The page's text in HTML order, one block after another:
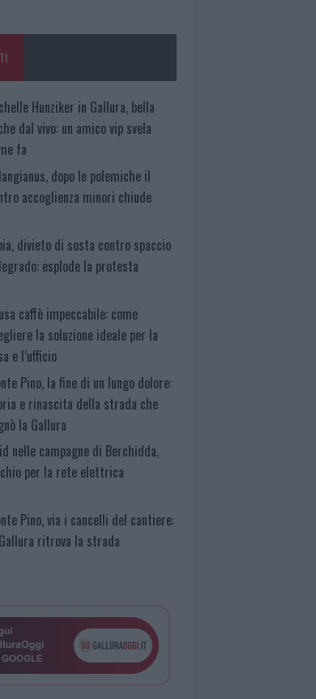
Hunziker in Gallura, bella
dal vivo: un amico vip svela
fa
dopo le polemiche il
accoglienza minori chiude
divieto di sosta contro spaccio
esplode la protesta
caffè impeccabile: come
la soluzione ideale per la
e l’ufficio
Pino, la fine di un lungo dolore:
e rinascita della strada che
la Gallura
nelle campagne di Berchidda,
per la rete elettrica
Pino, via i cancelli del cantiere:
ritrova la strada